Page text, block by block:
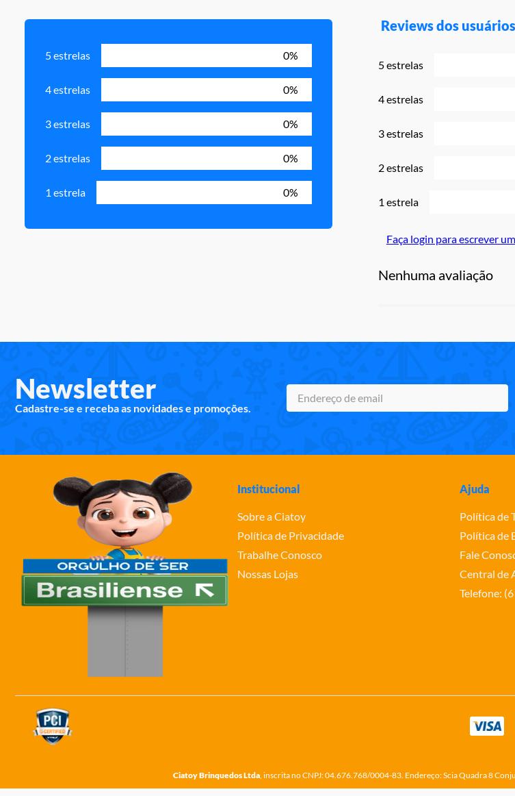
5 estrelas 0%
4 estrelas 0%
3 estrelas 0%
2 estrelas 0%
1 estrela 0%
Reviews dos usuários
5 estrelas
4 estrelas
3 estrelas
2 estrelas
1 estrela
Faça login para escrever
Nenhuma avaliação
Newsletter
Cadastre-se e receba as novidades e promoções.
Institucional
Sobre a Ciatoy
Política de Privacidade
Trabalhe Conosco
Nossas Lojas
Ajuda
Política de
Política de
Fale
Central de
Telefone:
Ciatoy Brinquedos Ltda, inscrita no CNPJ: 04.676.768/0004-83. Endereço: Scia Quadra 8